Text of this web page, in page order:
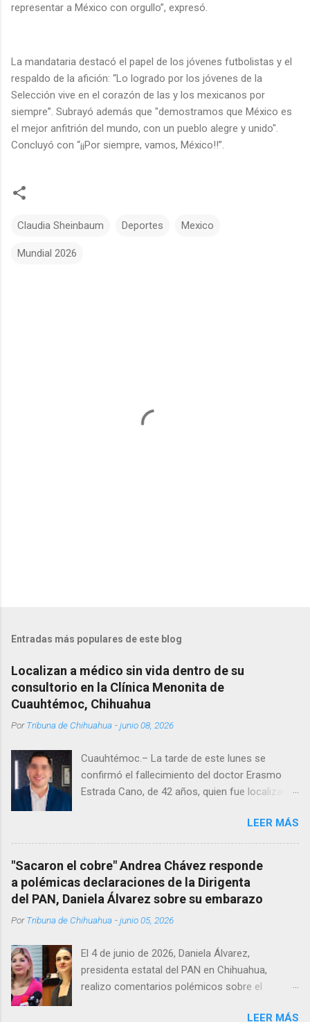
representar a México con orgullo”, expresó.
La mandataria destacó el papel de los jóvenes futbolistas y el
respaldo de la afición: “Lo logrado por los jóvenes de la
Selección vive en el corazón de las y los mexicanos por
siempre”. Subrayó además que "demostramos que México es
el mejor anfitrión del mundo, con un pueblo alegre y unido".
Concluyó con “¡¡Por siempre, vamos, México!!”.
Claudia Sheinbaum Deportes Mexico
Mundial 2026
Entradas más populares de este blog
Localizan a médico sin vida dentro de su
consultorio en la Clínica Menonita de
Cuauhtémoc, Chihuahua
PorTribuna de Chihuahua -junio 08, 2026
Cuauhtémoc.– La tarde de este lunes se
confirmó el fallecimiento del doctor Erasmo
Estrada Cano, de 42 años, quien fue localizado
Menonita, ubicada en el kilómetro 10 del
Corredor Comercial. Según reportes el médico
se habría quitado la vida mientras permanecía
encerrado en el consultorio, por lo que
autoridades tuvieron que derribar la puerta,
Estrada, quien se desempeñó como presidente
un médico reconocido en la región.
LEER MÁS
"Sacaron el cobre" Andrea Chávez responde
a polémicas declaraciones de la Dirigenta
del PAN, Daniela Álvarez sobre su embarazo
PorTribuna de Chihuahua -junio 05, 2026
El 4 de junio de 2026, Daniela Álvarez,
presidenta estatal del PAN en Chihuahua,
realizo comentarios polémicos sobre el
LEER MÁS